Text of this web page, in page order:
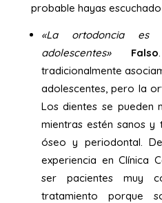
probable hayas
«La ortodoncia
adolescentes»
Falso
tradicionalmente
adolescentes, pero la
Los dientes se pueden
mientras estén sanos y
óseo y periodontal.
experiencia en Clínica
ser pacientes muy
tratamiento porque